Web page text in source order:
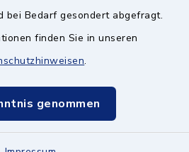
bei Bedarf gesondert abgefragt.
finden Sie in unseren
.
genommen